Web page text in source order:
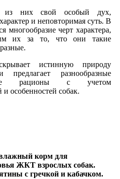
из них свой особый дух,
и неповторимая суть. В
многообразие черт характера,
их за то, что они такие
истинную природу
разнообразные
рационы с учетом
и особенностей собак.
корм для
ЖКТ взрослых собак.
с гречкой и кабачком.